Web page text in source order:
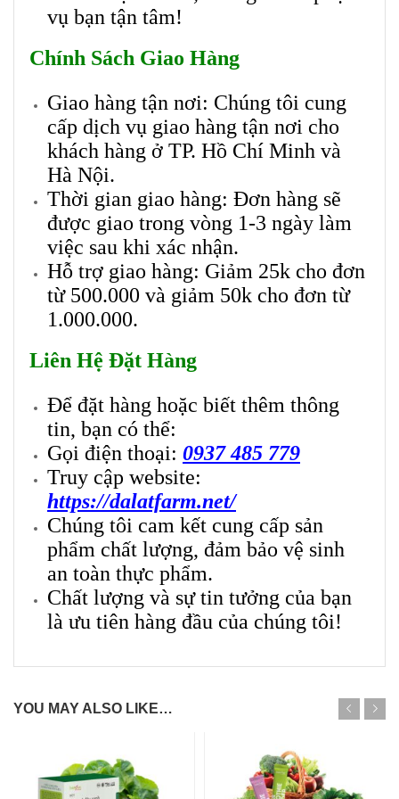
vụ bạn tận tâm!
Chính Sách Giao Hàng
Giao hàng tận nơi: Chúng tôi cung
cấp dịch vụ giao hàng tận nơi cho
khách hàng ở TP. Hồ Chí Minh và
Hà Nội.
Thời gian giao hàng: Đơn hàng sẽ
được giao trong vòng 1-3 ngày làm
việc sau khi xác nhận.
Hỗ trợ giao hàng: Giảm 25k cho đơn
từ 500.000 và giảm 50k cho đơn từ
1.000.000.
Liên Hệ Đặt Hàng
Để đặt hàng hoặc biết thêm thông
tin, bạn có thể:
Gọi điện thoại: 0937 485 779
Truy cập website:
https://dalatfarm.net/
Chúng tôi cam kết cung cấp sản
phẩm chất lượng, đảm bảo vệ sinh
an toàn thực phẩm.
Chất lượng và sự tin tưởng của bạn
là ưu tiên hàng đầu của chúng tôi!
YOU MAY ALSO LIKE…